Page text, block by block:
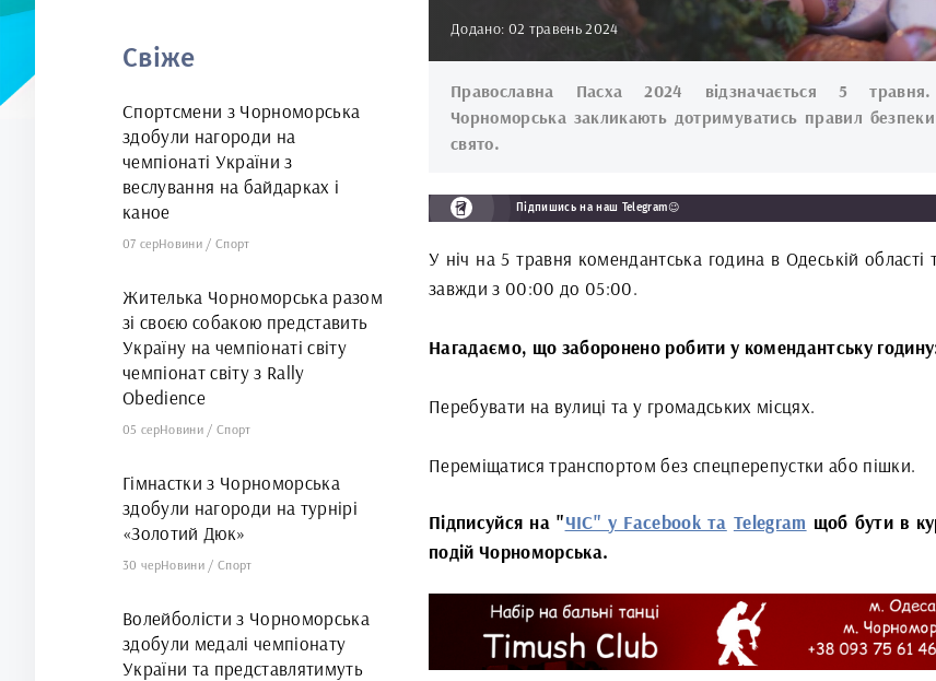
Додано: 02 травень 2024
Православна Пасха 2024 відзначається 5
Чорноморська закликають дотримуватись правил
свято.
Підпишись на наш Telegram😉
У ніч на 5 травня комендантська година в Одеській області
завжди з 00:00 до 05:00.
Нагадаємо, що заборонено робити у комендантську
Перебувати на вулиці та у громадських місцях.
Переміщатися транспортом без спецперепустки або пішки.
Підписуйся на "ЧІС" у Facebook та Telegram щоб бути в
подій Чорноморська.
Свіже
Спортсмени з Чорноморська
здобули нагороди на
чемпіонаті України з
веслування на байдарках і
каное
07 серНовини /Спорт
Жителька Чорноморська разом
зі своєю собакою представить
Україну на чемпіонаті світу
чемпіонат світу з Rally
Obedience
05 серНовини /Спорт
Гімнастки з Чорноморська
здобули нагороди на турнірі
«Золотий Дюк»
30 черНовини /Спорт
Волейболісти з Чорноморська
здобули медалі чемпіонату
України та представлятимуть